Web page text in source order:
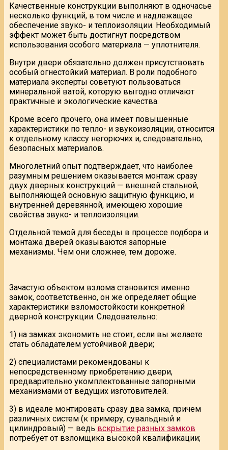
Качественные конструкции выполняют в одночасье
несколько функций, в том числе и надлежащее
обеспечение звуко- и теплоизоляции. Необходимый
эффект может быть достигнут посредством
использования особого материала — уплотнителя.
Внутри двери обязательно должен присутствовать
особый огнестойкий материал. В роли подобного
материала эксперты советуют пользоваться
минеральной ватой, которую выгодно отличают
практичные и экологические качества.
Кроме всего прочего, она имеет повышенные
характеристики по тепло- и звукоизоляции, относится
к отдельному классу негорючих и, следовательно,
безопасных материалов.
Многолетний опыт подтверждает, что наиболее
разумным решением оказывается монтаж сразу
двух дверных конструкций — внешней стальной,
выполняющей основную защитную функцию, и
внутренней деревянной, имеющею хорошие
свойства звуко- и теплоизоляции.
Отдельной темой для беседы в процессе подбора и
монтажа дверей оказываются запорные
механизмы. Чем они сложнее, тем дороже.
Зачастую объектом взлома становится именно
замок, соответственно, он же определяет общие
характеристики взломостойкости конкретной
дверной конструкции. Следовательно:
1) на замках экономить не стоит, если вы желаете
стать обладателем устойчивой двери;
2) специалистами рекомендованы к
непосредственному приобретению двери,
предварительно укомплектованные запорными
механизмами от ведущих изготовителей.
3) в идеале монтировать сразу два замка, причем
различных систем (к примеру, сувальдный и
цилиндровый) — ведь вскрытие разных замков
потребует от взломщика высокой квалификации;